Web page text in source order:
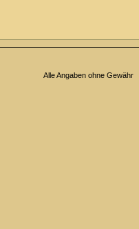
Alle Angaben ohne Gewähr